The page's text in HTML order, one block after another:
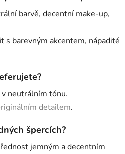
barvě, decentní make-up,
s barevným akcentem, nápadité
neutrálním tónu.
detailem.
špercích?
jemným a decentním